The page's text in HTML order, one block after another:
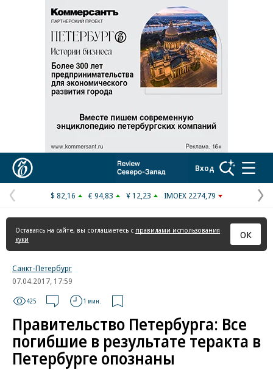
Вход
Предыдущая
страница
$ 82,16 € 94,83 ¥ 12,23 IMOEX 2274,79
Оставаясь на сайте, вы соглашаетесь с правилами использования
куки
ОК
Санкт-Петербург
07.04.2017, 17:59
425 1 мин.
Правительство Петербурга: Все
погибшие в результате теракта в
Петербурге опознаны